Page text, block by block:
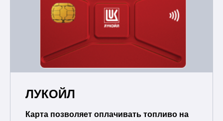
ЛУКОЙЛ
Карта позволяет оплачивать топливо на